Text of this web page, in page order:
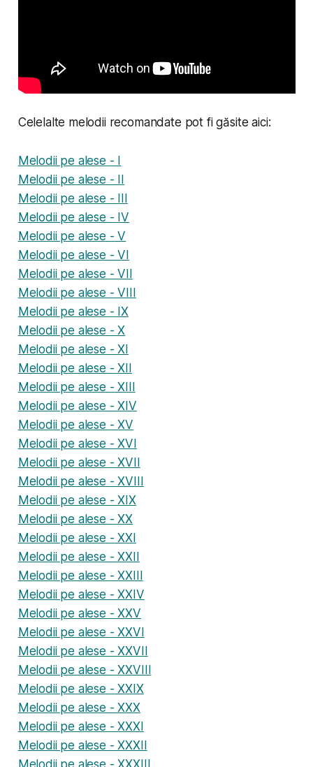
Celelalte melodii recomandate pot fi găsite aici:
Melodii pe alese - I
Melodii pe alese - II
Melodii pe alese - III
Melodii pe alese - IV
Melodii pe alese - V
Melodii pe alese - VI
Melodii pe alese - VII
Melodii pe alese - VIII
Melodii pe alese - IX
Melodii pe alese - X
Melodii pe alese - XI
Melodii pe alese - XII
Melodii pe alese - XIII
Melodii pe alese - XIV
Melodii pe alese - XV
Melodii pe alese - XVI
Melodii pe alese - XVII
Melodii pe alese - XVIII
Melodii pe alese - XIX
Melodii pe alese - XX
Melodii pe alese - XXI
Melodii pe alese - XXII
Melodii pe alese - XXIII
Melodii pe alese - XXIV
Melodii pe alese - XXV
Melodii pe alese - XXVI
Melodii pe alese - XXVII
Melodii pe alese - XXVIII
Melodii pe alese - XXIX
Melodii pe alese - XXX
Melodii pe alese - XXXI
Melodii pe alese - XXXII
Melodii pe alese - XXXIII